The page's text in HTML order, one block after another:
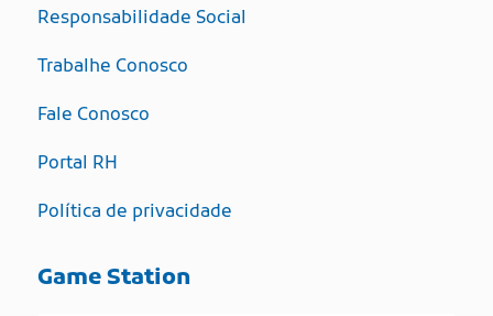
Responsabilidade Social
Trabalhe Conosco
Fale Conosco
Portal RH
Política de privacidade
Game Station